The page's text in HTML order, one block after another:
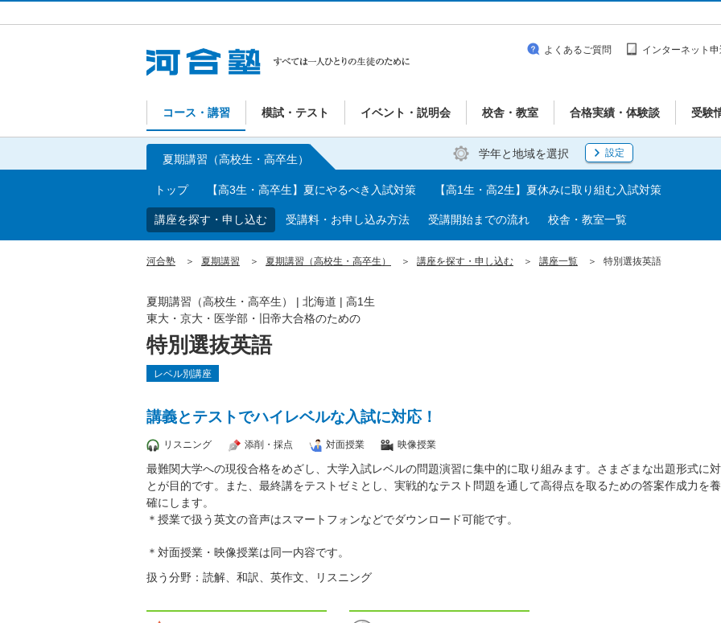
コース・講習 模試・テスト イベント・説明会 校舎・教室 合格実績・体験談 受験
よくあるご質問 インターネット
学年と地域を選択 設定
夏期講習（高校生・高卒生）
トップ 【高3生・高卒生】夏にやるべき入試対策 【高1生・高2生】夏休みに取り組む入試対策
講座を探す・申し込む 受講料・お申し込み方法 受講開始までの流れ 校舎・教室一覧
河合塾 夏期講習 夏期講習（高校生・高卒生） 講座を探す・申し込む 講座一覧 特別選抜英語
特別選抜英語
夏期講習（高校生・高卒生） | 北海道 | 高1生
東大・京大・医学部・旧帝大合格のための
レベル別講座
講義とテストでハイレベルな入試に対応！
リスニング 添削・採点 対面授業 映像授業
最難関大学への現役合格をめざし、大学入試レベルの問題演習に集中的に取り組みます。さまざまな出題形式に
とが目的です。また、最終講をテストゼミとし、実戦的なテスト問題を通して高得点を取るための答案作成力を
確にします。
＊授業で扱う英文の音声はスマートフォンなどでダウンロード可能です。
＊対面授業・映像授業は同一内容です。
扱う分野：読解、和訳、英作文、リスニング